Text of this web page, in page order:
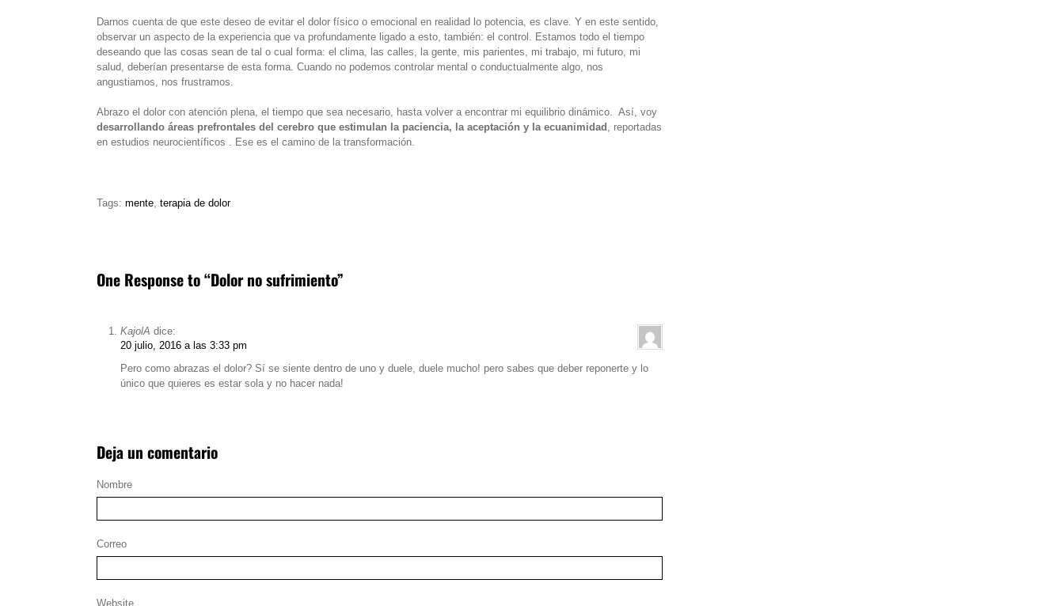
Darnos cuenta de que este deseo de evitar el dolor físico o emocional en realidad lo potencia, es clave. Y en este sentido,
observar un aspecto de la experiencia que va profundamente ligado a esto, también: el control. Estamos todo el tiempo
deseando que las cosas sean de tal o cual forma: el clima, las calles, la gente, mis parientes, mi trabajo, mi futuro, mi
salud, deberían presentarse de esta forma. Cuando no podemos controlar mental o conductualmente algo, nos
angustiamos, nos frustramos.
Abrazo el dolor con atención plena, el tiempo que sea necesario, hasta volver a encontrar mi equilibrio dinámico. Así, voy
desarrollando áreas prefrontales del cerebro que estimulan la paciencia, la aceptación y la ecuanimidad , reportadas
en estudios neurocientíficos . Ese es el camino de la transformación.
Tags: mente, terapia de dolor
One Response to “Dolor no sufrimiento”
KajolA dice:
20 julio, 2016 a las 3:33 pm
Pero como abrazas el dolor? Sí se siente dentro de uno y duele, duele mucho! pero sabes que deber reponerte y lo
único que quieres es estar sola y no hacer nada!
Deja un comentario
Nombre
Correo
Website